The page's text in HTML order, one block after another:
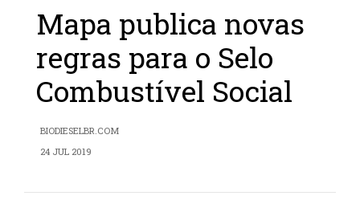
Mapa publica novas
regras para o Selo
Combustível Social
BIODIESELBR.COM
24 JUL 2019